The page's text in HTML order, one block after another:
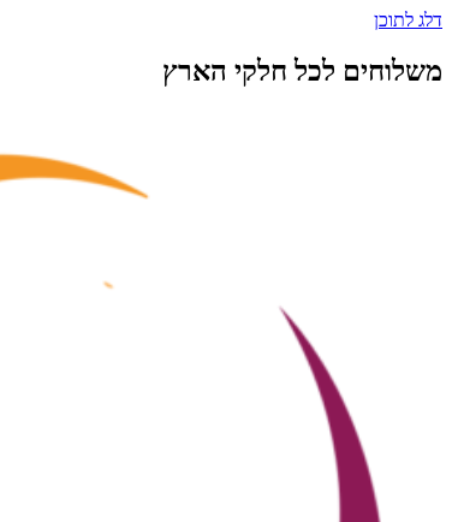
דלג לתוכן
משלוחים לכל חלקי הארץ